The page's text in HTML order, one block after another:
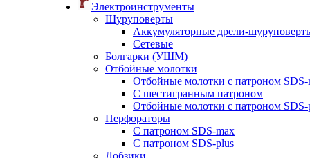
Электроинструменты
Шуруповерты
Аккумуляторные дрели-
Сетевые
Болгарки (УШМ)
Отбойные молотки
Отбойные молотки с патроном SDS-
С шестигранным патроном
Отбойные молотки с патроном SDS-
Перфораторы
С патроном SDS-max
С патроном SDS-plus
Лобзики